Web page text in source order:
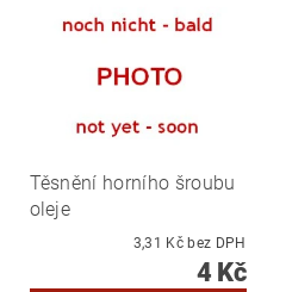
Těsnění horního šroubu
oleje
3,31 Kč bez DPH
4 Kč